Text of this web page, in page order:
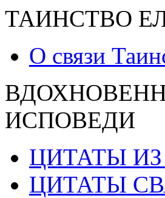
ТАИНСТВО
О связи
ИСПОВЕДИ
ЦИТАТЫ
ЦИТАТЫ